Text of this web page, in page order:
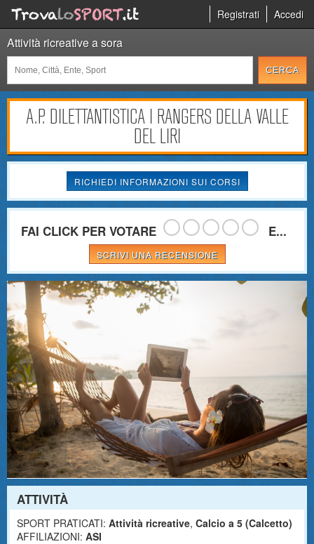
Registrati Accedi
Attività ricreative a sora
A.P. DILETTANTISTICA I RANGERS DELLA VALLE
DEL LIRI
RICHIEDI INFORMAZIONI SUI CORSI
FAI CLICK PER VOTARE E...
SCRIVI UNA RECENSIONE
ATTIVITÀ
SPORT PRATICATI: Attività ricreative, Calcio a 5 (Calcetto)
AFFILIAZIONI: ASI